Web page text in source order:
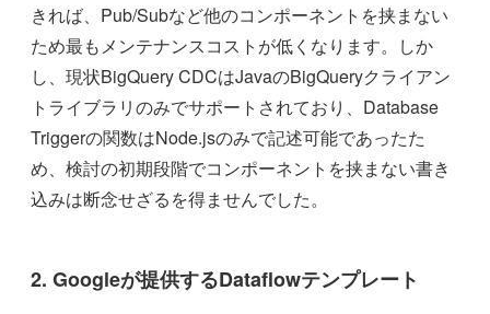
きれば、Pub/Subなど他のコンポーネントを挟まない
ため最もメンテナンスコストが低くなります。しか
し、現状BigQuery CDCはJavaのBigQueryクライアン
トライブラリのみでサポートされており、Database
Triggerの関数はNode.jsのみで記述可能であったた
め、検討の初期段階でコンポーネントを挟まない書き
込みは断念せざるを得ませんでした。
2. Googleが提供するDataflowテンプレート